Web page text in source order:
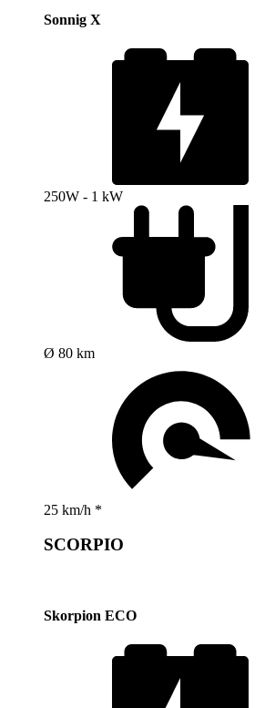
Sonnig X
250W - 1 kW
Ø 80 km
25 km/h *
SCORPIO
Skorpion ECO